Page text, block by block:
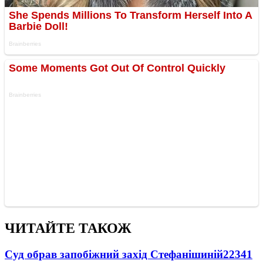
ЧИТАЙТЕ ТАКОЖ
Суд обрав запобіжний захід Стефанішиній22341